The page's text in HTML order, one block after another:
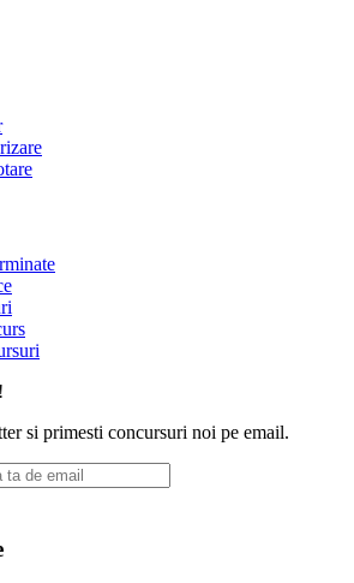
si primesti concursuri noi pe email.